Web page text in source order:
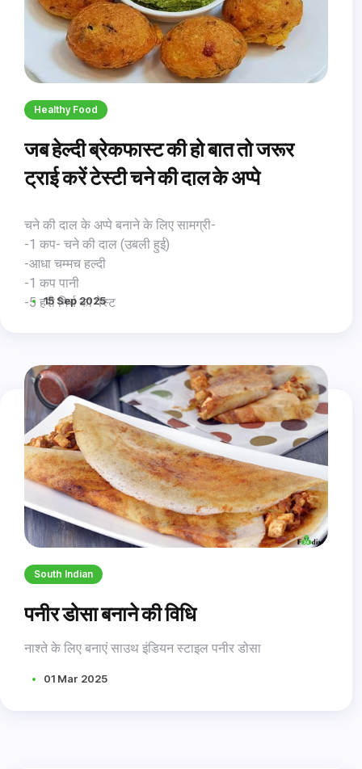
Healthy Food
जब हेल्दी ब्रेकफास्ट की हो बात तो जरूर
ट्राई करें टेस्टी चने की दाल के अप्पे
चने की दाल के अप्पे बनाने के लिए सामग्री-
-1 कप- चने की दाल (उबली हुई)
-आधा चम्मच हल्दी
-1 कप पानी
-5 हरी मिर्च का पेस्ट
-आधा चम्मच लाल मिर्च
-1 चम्मच अदरक (पिसा हुआ)
-स्वादानुसार नमक
-2 चम्मच तेल (अप्पे स्टैंड पर लगाने के लिए)
15 Sep 2025
South Indian
पनीर डोसा बनाने की विधि
नाश्ते के लिए बनाएं साउथ इंडियन स्टाइल पनीर डोसा
01 Mar 2025